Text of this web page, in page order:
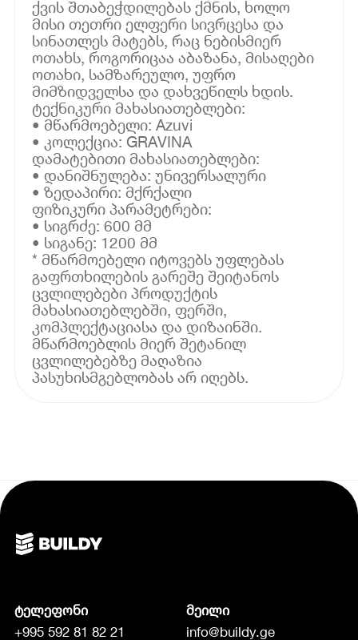
ქვის შთაბეჭდილებას ქმნის, ხოლო
მისი თეთრი ელფერი სივრცესა და
სინათლეს მატებს, რაც ნებისმიერ
ოთახს, როგორიცაა აბაზანა, მისაღები
ოთახი, სამზარეულო, უფრო
მიმზიდველსა და დახვეწილს ხდის.
ტექნიკური მახასიათებლები:
• მწარმოებელი: Azuvi
• კოლექცია: GRAVINA
დამატებითი მახასიათებლები:
• დანიშნულება: უნივერსალური
• ზედაპირი: მქრქალი
ფიზიკური პარამეტრები:
• სიგრძე: 600 მმ
• სიგანე: 1200 მმ
* მწარმოებელი იტოვებს უფლებას
გაფრთხილების გარეშე შეიტანოს
ცვლილებები პროდუქტის
მახასიათებლებში, ფერში,
კომპლექტაციასა და დიზაინში.
მწარმოებლის მიერ შეტანილ
ცვლილებებზე მაღაზია
პასუხისმგებლობას არ იღებს.
ტელეფონი
+995 592 81 82 21
მეილი
info@buildy.ge